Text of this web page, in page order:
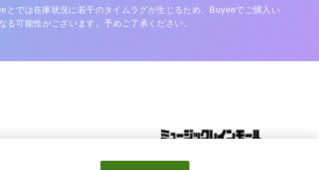
とでは在庫状況に若干のタイムラグが生じるため、Buyeeでご購入い
る可能性がございます。予めご了承ください。